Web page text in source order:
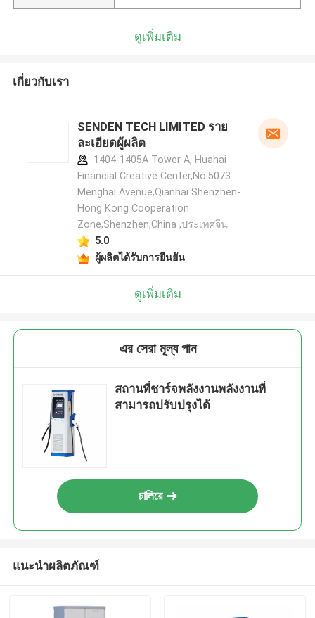
ดูเพิ่มเติม
เกี่ยวกับเรา
SENDEN TECH LIMITED ราย
ละเอียดผู้ผลิต
1404-1405A Tower A, Huahai
Financial Creative Center,No.5073
Menghai Avenue,Qianhai Shenzhen-
Hong Kong Cooperation
Zone,Shenzhen,China ,ประเทศจีน
5.0
ผู้ผลิตได้รับการยืนยัน
ดูเพิ่มเติม
এর সেরা মূল্য পান
สถานที่ชาร์จพลังงานพลังงานที่
สามารถปรับปรุงได้
চালিয়ে
แนะนำผลิตภัณฑ์